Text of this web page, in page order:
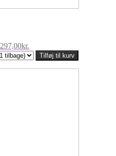
297,00kr.
77,00kr.
til
297,00kr.
Tilføj til kurv